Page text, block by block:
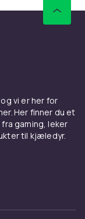
vi er her for
Her finner du et
gaming, leker
til kjæledyr.